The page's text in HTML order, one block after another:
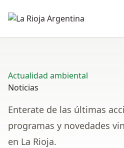
Actualidad ambiental
Noticias
Enterate de las últimas
programas y novedades
en La Rioja.